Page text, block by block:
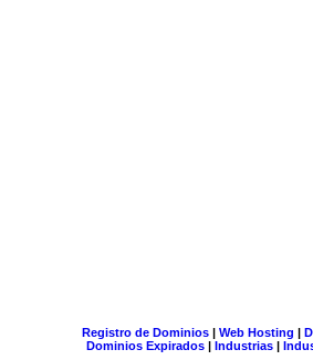
Registro de Dominios| Web Hosting |
Dominios Expirados | Industrias |